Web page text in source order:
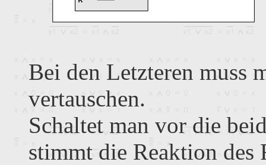
Bei den Letzteren muss
vertauschen.
Schaltet man vor die
stimmt die Reaktion